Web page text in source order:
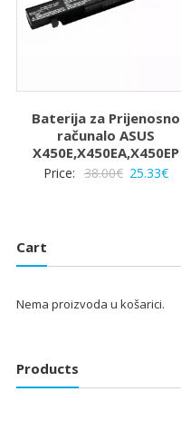
Baterija za Prijenosno
računalo ASUS
X450E,X450EA,X450EP
Price: 38.00€ Izvorna
38.00€.
25.33€
Cart
Nema proizvoda u košarici.
Products